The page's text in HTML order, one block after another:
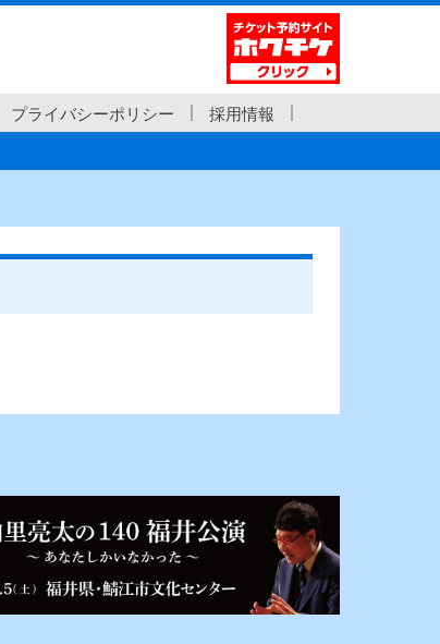
プライバシーポリシー
採用情報